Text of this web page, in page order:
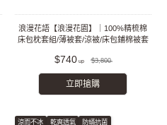
浪漫花語【浪漫花園】｜100%精梳棉
床包枕套組/薄被套/涼被/床包鋪棉被套
$740 $3,800
立即搶購
涼而不冰 乾爽透氣 防蟎抗菌